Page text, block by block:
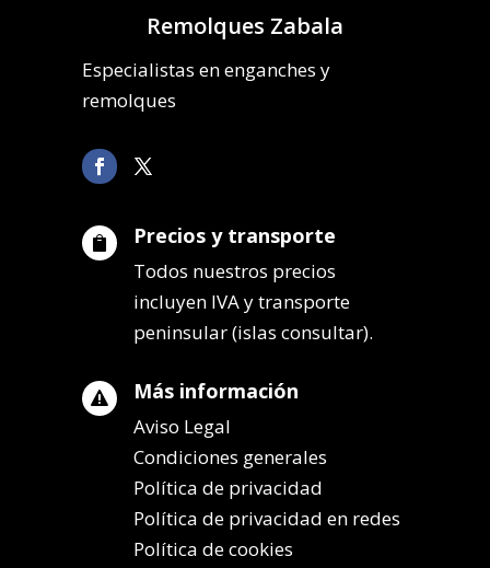
Remolques Zabala
Especialistas en enganches y
remolques
 Precios y transporte
Todos nuestros precios
incluyen IVA y transporte
peninsular (islas consultar).
 Más información
Aviso Legal
Condiciones generales
Política de privacidad
Política de privacidad en redes
Política de cookies